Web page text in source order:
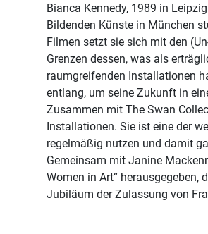
Bianca Kennedy, 1989 in
Bildenden Künste in München
Filmen setzt sie sich mit den
Grenzen dessen, was als
raumgreifenden Installationen
entlang, um seine Zukunft in
Zusammen mit The Swan
Installationen. Sie ist eine der
regelmäßig nutzen und damit
Gemeinsam mit Janine
Women in Art“ herausgegeben,
Jubiläum der Zulassung von